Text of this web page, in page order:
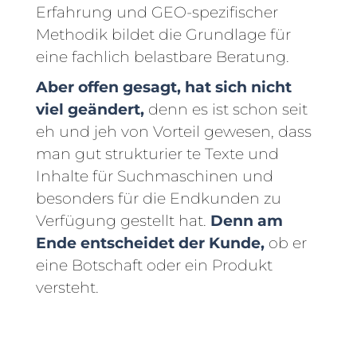
Erfahrung und GEO-spezifischer
Methodik bildet die Grundlage für
eine fachlich belastbare Beratung.
Aber offen gesagt, hat sich nicht
viel geändert, denn es ist schon seit
eh und jeh von Vorteil gewesen, dass
man gut strukturier te Texte und
Inhalte für Suchmaschinen und
besonders für die Endkunden zu
Verfügung gestellt hat. Denn am
Ende entscheidet der Kunde, ob er
eine Botschaft oder ein Produkt
versteht.